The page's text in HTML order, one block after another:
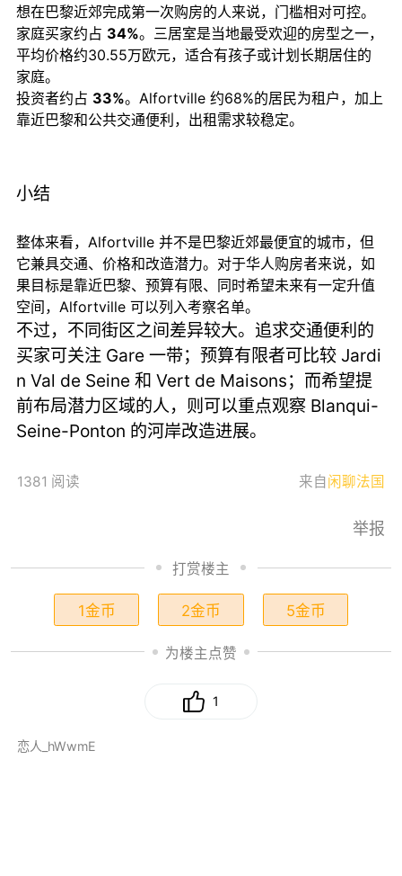
想在巴黎近郊完成第一次购房的人来说，门槛相对可控。
家庭买家约占 34%。三居室是当地最受欢迎的房型之一，
平均价格约30.55万欧元，适合有孩子或计划长期居住的
家庭。
投资者约占 33%。Alfortville 约68%的居民为租户，加上
靠近巴黎和公共交通便利，出租需求较稳定。
小结
整体来看，Alfortville 并不是巴黎近郊最便宜的城市，但
它兼具交通、价格和改造潜力。对于华人购房者来说，如
果目标是靠近巴黎、预算有限、同时希望未来有一定升值
空间，Alfortville 可以列入考察名单。
不过，不同街区之间差异较大。追求交通便利的
买家可关注 Gare 一带；预算有限者可比较 Jardi
n Val de Seine 和 Vert de Maisons；而希望提
前布局潜力区域的人，则可以重点观察 Blanqui-
Seine-Ponton 的河岸改造进展。
1381 阅读 来自 闲聊法国
举报
打赏楼主
1金币 2金币 5金币
为楼主点赞
1
恋人_hWwmE